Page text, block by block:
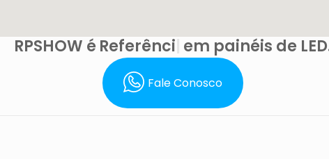
RPSHOW éReferência em painéis de
Fale Conosco